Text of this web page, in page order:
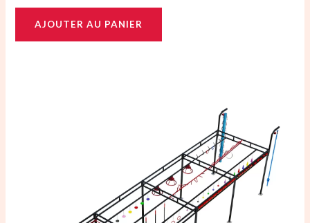
AJOUTER AU PANIER